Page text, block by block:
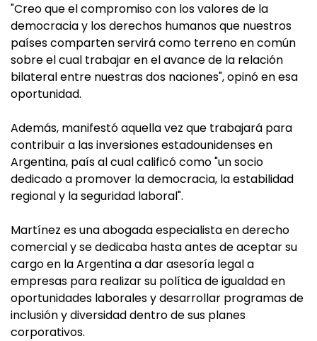
"Creo que el compromiso con los valores de la
democracia y los derechos humanos que nuestros
países comparten servirá como terreno en común
sobre el cual trabajar en el avance de la relación
bilateral entre nuestras dos naciones", opinó en esa
oportunidad.
Además, manifestó aquella vez que trabajará para
contribuir a las inversiones estadounidenses en
Argentina, país al cual calificó como "un socio
dedicado a promover la democracia, la estabilidad
regional y la seguridad laboral".
Martínez es una abogada especialista en derecho
comercial y se dedicaba hasta antes de aceptar su
cargo en la Argentina a dar asesoría legal a
empresas para realizar su política de igualdad en
oportunidades laborales y desarrollar programas de
inclusión y diversidad dentro de sus planes
corporativos.